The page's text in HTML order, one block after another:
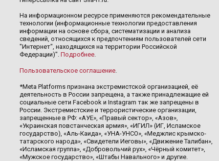
На информационном ресурсе применяются рекомендательные
технологии (информационные технологии предоставления
информации на основе сбора, систематизации и анализа
сведений, относящихся к предпочтениям пользователей сети
"Интернет", находящихся на территории Российской
Федерации)". Подробнее.
Пользовательское соглашение.
*Meta Platforms признана экстремистской организацией, её
деятельность в России запрещена, а также принадлежащие ей
социальные сети Facebook и Instagram так же запрещены в
России. Экстремистские и террористические организации,
запрещенные в РФ: «АУЕ», «Правый сектор», «Азов»,
«Украинская повстанческая армия», «ИГИЛ» (ИГ, Исламское
государство), «Аль-Каида», «УНА-УНСО», «Меджлис крымско-
татарского народа», «Свидетели Иеговы», «Движение Талибан»,
«Исламская группа», «Добровольчий рух», «Чёрный комитет»,
«Мужское государство», «Штабы Навального» и другие.